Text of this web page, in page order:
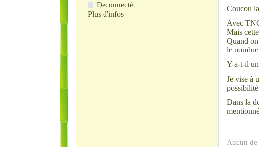
Déconnecté
Plus d'infos
Coucou
Avec
Mais
Quand
le
Y-a-t-il
Je vise à
Dans la
Aucun de